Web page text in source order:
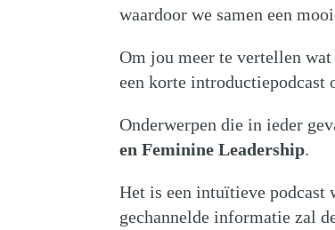
waardoor we samen een
Om jou meer te vertellen
een korte introductiepodcast
Onderwerpen die in ieder
en Feminine Leadership.
Het is een intuïtieve podcast
gechannelde informatie zal